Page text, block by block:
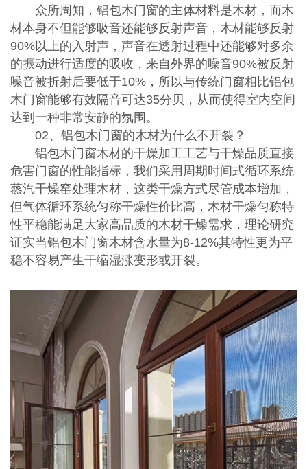
众所周知，铝包木门窗的主体材料是木材，而木
材本身不但能够吸音还能够反射声音，木材能够反射
90%以上的入射声，声音在透射过程中还能够对多余
的振动进行适度的吸收，来自外界的噪音90%被反射
噪音被折射后要低于10%，所以与传统门窗相比铝包
木门窗能够有效隔音可达35分贝，从而使得室内空间
达到一种非常安静的氛围。
02、铝包木门窗的木材为什么不开裂？
铝包木门窗木材的干燥加工工艺与干燥品质直接
危害门窗的性能指标，我们采用周期时间式循环系统
蒸汽干燥窑处理木材，这类干燥方式尽管成本增加，
但气体循环系统匀称干燥性价比高，木材干燥匀称特
性平稳能满足大家高品质的木材干燥需求，理论研究
证实当铝包木门窗木材含水量为8-12%其特性更为平
稳不容易产生干缩湿涨变形或开裂。